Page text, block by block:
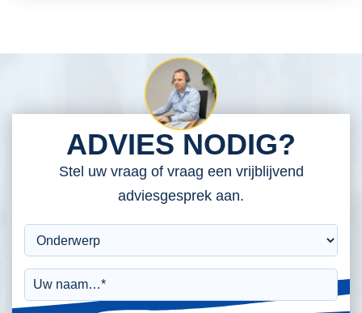
ADVIES NODIG?
Stel uw vraag of vraag een vrijblijvend
adviesgesprek aan.